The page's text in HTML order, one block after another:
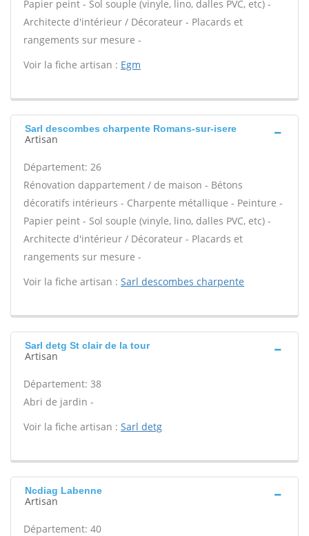
Papier peint - Sol souple (vinyle, lino, dalles PVC, etc) -
Architecte d'intérieur / Décorateur - Placards et
rangements sur mesure -
Voir la fiche artisan : Egm
Sarl descombes charpente Romans-sur-isere
Artisan
Département: 26
Rénovation dappartement / de maison - Bétons
décoratifs intérieurs - Charpente métallique - Peinture -
Papier peint - Sol souple (vinyle, lino, dalles PVC, etc) -
Architecte d'intérieur / Décorateur - Placards et
rangements sur mesure -
Voir la fiche artisan : Sarl descombes charpente
Sarl detg St clair de la tour
Artisan
Département: 38
Abri de jardin -
Voir la fiche artisan : Sarl detg
Ncdiag Labenne
Artisan
Département: 40